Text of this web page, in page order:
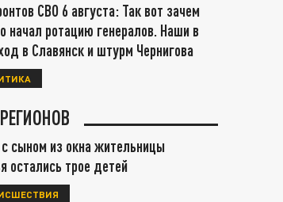
СВО 6 августа: Так вот зачем
начал ротацию генералов. Наши в
в Славянск и штурм Чернигова
сыном из окна жительницы
остались трое детей